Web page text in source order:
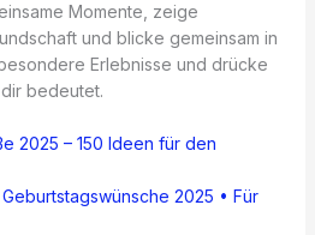
Momente, zeige
und blicke gemeinsam in
Erlebnisse und drücke
bedeutet.
2025 – 150 Ideen für den
2025 • Für